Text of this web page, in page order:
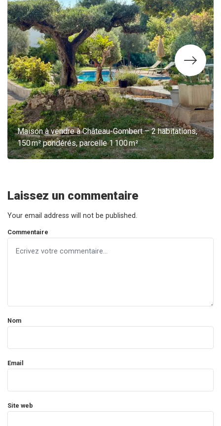
Maison à vendre à Château-Gombert – 2 habitations,
150 m² pondérés, parcelle 1 100 m²
Laissez un commentaire
Your email address will not be published.
Commentaire
Nom
Email
Site web